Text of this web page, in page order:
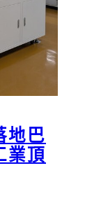
地巴
業頂